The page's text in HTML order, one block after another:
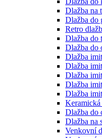
Dlažba na
Dlažba do
Retro
Dlažba do
Dlažba do
Dlažba
Dlažba
Dlažba
Dlažba
Dlažba
Keramická
Dlažba do
Dlažba na
Venkovní